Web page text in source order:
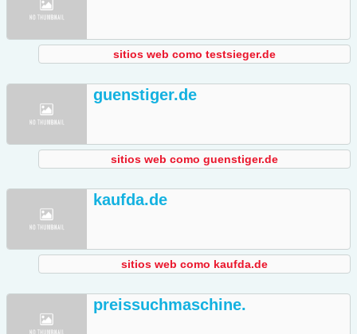
sitios web como testsieger.de
guenstiger.de
sitios web como guenstiger.de
kaufda.de
sitios web como kaufda.de
preissuchmaschine.